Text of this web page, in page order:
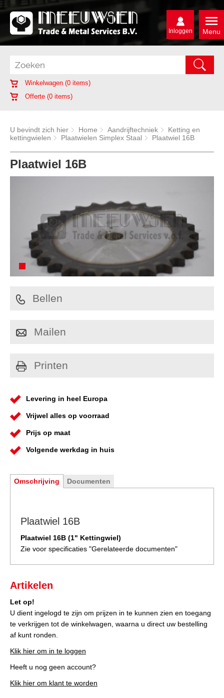
Menu
Inloggen
Winkelwagen (0 items)
Offerte (0 items)
U bevindt zich hier Home Aandrijftechniek
Ketting en
kettingwielen
Plaatwielen Simplex Staal Plaatwiel 16B
Plaatwiel 16B
Bellen
Mailen
Printen
Levering in heel Europa
Vrijwel alles op voorraad
Prijs op maat
Volgende werkdag in huis
Omschrijving Documenten
Plaatwiel 16B
Plaatwiel 16B (1" Kettingwiel)
Zie voor specificaties "Gerelateerde documenten"
Artikelen
Let op!
U dient ingelogd te zijn om prijzen in te kunnen zien en toegang
te verkrijgen tot de winkelwagen, waarna u direct uw bestelling
af kunt ronden.
Klik hier om in te loggen
Heeft u nog geen account?
Klik hier om klant te worden